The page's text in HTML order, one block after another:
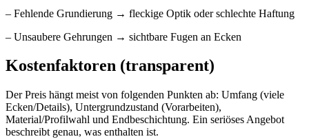
– Fehlende Grundierung → fleckige Optik oder schlechte Haftung
– Unsaubere Gehrungen → sichtbare Fugen an Ecken
Kostenfaktoren (transparent)
Der Preis hängt meist von folgenden Punkten ab: Umfang (viele
Ecken/Details), Untergrundzustand (Vorarbeiten),
Material/Profilwahl und Endbeschichtung. Ein seriöses Angebot
beschreibt genau, was enthalten ist.